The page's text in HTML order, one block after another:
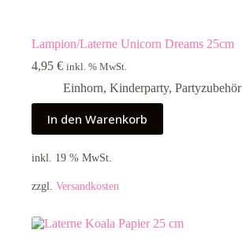
Lampion/Laterne Unicorn Dreams 25cm
4,95 € inkl. % MwSt.
Einhorn, Kinderparty, Partyzubehör
In den Warenkorb
inkl. 19 % MwSt.
zzgl. Versandkosten